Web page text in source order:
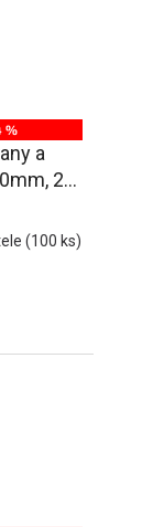
%
a
2x
(100 ks)